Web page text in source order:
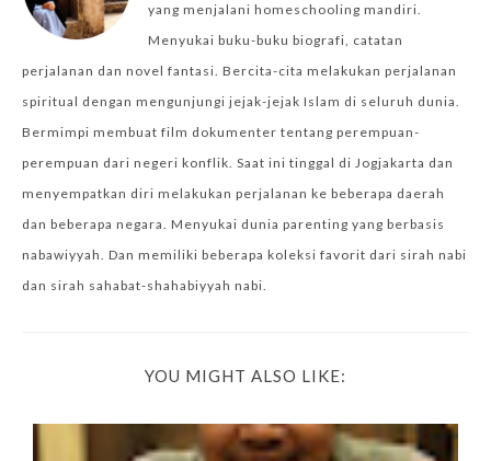
yang menjalani homeschooling mandiri.
Menyukai buku-buku biografi, catatan
perjalanan dan novel fantasi. Bercita-cita melakukan perjalanan
spiritual dengan mengunjungi jejak-jejak Islam di seluruh dunia.
Bermimpi membuat film dokumenter tentang perempuan-
perempuan dari negeri konflik. Saat ini tinggal di Jogjakarta dan
menyempatkan diri melakukan perjalanan ke beberapa daerah
dan beberapa negara. Menyukai dunia parenting yang berbasis
nabawiyyah. Dan memiliki beberapa koleksi favorit dari sirah nabi
dan sirah sahabat-shahabiyyah nabi.
YOU MIGHT ALSO LIKE: